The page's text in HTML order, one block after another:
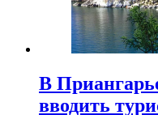
В
вводить